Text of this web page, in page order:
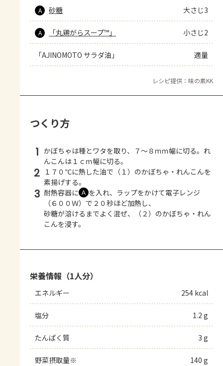
A 砂糖 大さじ3
A 「丸鶏がらスープ™」 小さじ2
「AJINOMOTO サラダ油」 適量
レシピ提供：味の素KK
つくり方
1 かぼちゃは種とワタを取り、７～８ｍｍ幅に切る。れ
んこんは１ｃｍ幅に切る。
2 １７０℃に熱した油で（１）のかぼちゃ・れんこんを
素揚げする。
3 耐熱容器に Ａ を入れ、ラップをかけて電子レンジ
（６００Ｗ）で２０秒ほど加熱し、
砂糖が溶けるまでよく混ぜ、（２）のかぼちゃ・れん
こんを浸す。
栄養情報（1人分）
エネルギー 254 kcal
塩分 1.2 g
たんぱく質 3 g
野菜摂取量※ 140 g